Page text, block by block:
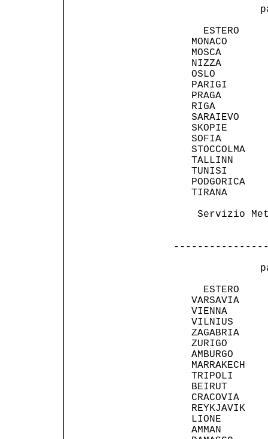
ESTERO
MONACO
MOSCA
NIZZA
OSLO
PARIGI
PRAGA
RIGA
SARAIEVO
SKOPIE
SOFIA
STOCCOLMA
TALLINN
TUNISI
PODGORICA
TIRANA
Servizio
ESTERO
VARSAVIA
VIENNA
VILNIUS
ZAGABRIA
ZURIGO
AMBURGO
MARRAKECH
TRIPOLI
BEIRUT
CRACOVIA
REYKJAVIK
LIONE
AMMAN